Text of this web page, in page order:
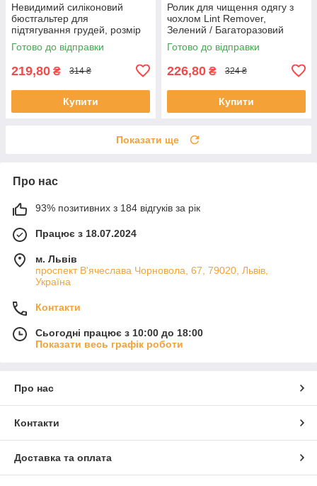
Невидимий силіконовий
бюстгальтер для
підтягування грудей, розмір
L/XL/Наклейки для ліфтингу
грудей
Готово до відправки
219,80 ₴ 314 ₴
Купити
Ролик для чищення одягу з
чохлом Lint Remover,
Зелений / Багаторазовий
валик для одягу / Ролик
проти шерсті на одязі
Готово до відправки
226,80 ₴ 324 ₴
Купити
Показати ще
Про нас
93% позитивних з 184 відгуків за рік
Працює з 18.07.2024
м. Львів
проспект В'ячеслава Чорновола, 67, 79020, Львів,
Україна
Контакти
Сьогодні працює з 10:00 до 18:00
Показати весь графік роботи
Про нас
Контакти
Доставка та оплата